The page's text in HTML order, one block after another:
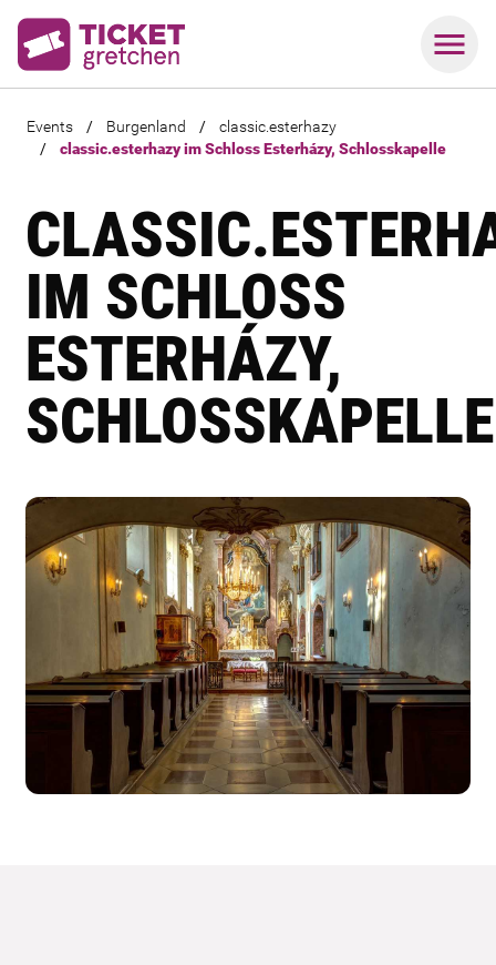
Events / Burgenland /
classic.esterhazy
/
classic.esterhazy im Schloss Esterházy, Schlosskapelle
IM SCHLOSS
ESTERHÁZY,
SCHLOSSKAPELLE